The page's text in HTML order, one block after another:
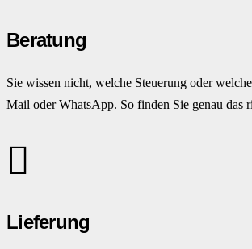
Beratung
Sie wissen nicht, welche Steuerung oder
Mail oder WhatsApp. So finden Sie genau das
Lieferung